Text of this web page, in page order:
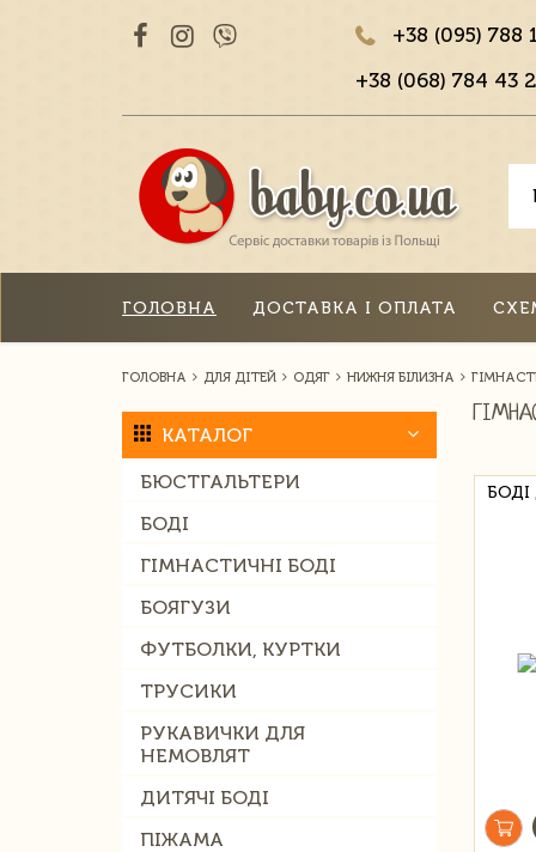
+38 (095) 788
+38 (068) 784 43
ГОЛОВНА ДОСТАВКА І ОПЛАТА
ГОЛОВНА ДЛЯ ДІТЕЙ ОДЯГ НИЖНЯ БІЛИЗНА
КАТАЛОГ
БЮСТГАЛЬТЕРИ
БОДІ
ГІМНАСТИЧНІ БОДІ
БОЯГУЗИ
ФУТБОЛКИ, КУРТКИ
ТРУСИКИ
РУКАВИЧКИ ДЛЯ
НЕМОВЛЯТ
ДИТЯЧІ БОДІ
ПІЖАМА
БОДІ